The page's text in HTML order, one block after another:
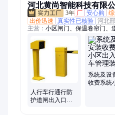
河北黄尚智能科技有限
3年 厂 安心购
出价迅速
真实性已核验 河北
主营： 小区闸门、保温卷帘门、
脸识别、卷闸门、快速门、堆积
人行车行通行防
护道闸出入口品
系统及设
收费系统